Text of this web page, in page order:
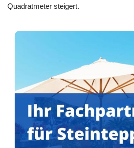
Quadratmeter steigert.